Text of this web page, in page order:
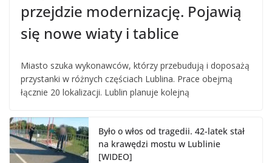
przejdzie modernizację. Pojawią
się nowe wiaty i tablice
Miasto szuka wykonawców, którzy przebudują i doposażą
przystanki w różnych częściach Lublina. Prace obejmą
łącznie 20 lokalizacji. Lublin planuje kolejną
Było o włos od tragedii. 42-latek stał
na krawędzi mostu w Lublinie
[WIDEO]